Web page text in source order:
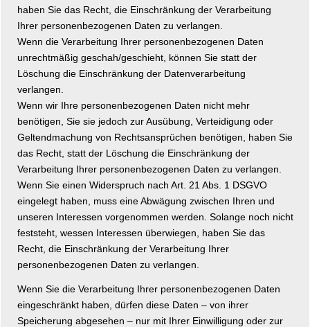
haben Sie das Recht, die Einschränkung der Verarbeitung
Ihrer personenbezogenen Daten zu verlangen.
Wenn die Verarbeitung Ihrer personenbezogenen Daten
unrechtmäßig geschah/geschieht, können Sie statt der
Löschung die Einschränkung der Datenverarbeitung
verlangen.
Wenn wir Ihre personenbezogenen Daten nicht mehr
benötigen, Sie sie jedoch zur Ausübung, Verteidigung oder
Geltendmachung von Rechtsansprüchen benötigen, haben Sie
das Recht, statt der Löschung die Einschränkung der
Verarbeitung Ihrer personenbezogenen Daten zu verlangen.
Wenn Sie einen Widerspruch nach Art. 21 Abs. 1 DSGVO
eingelegt haben, muss eine Abwägung zwischen Ihren und
unseren Interessen vorgenommen werden. Solange noch nicht
feststeht, wessen Interessen überwiegen, haben Sie das
Recht, die Einschränkung der Verarbeitung Ihrer
personenbezogenen Daten zu verlangen.
Wenn Sie die Verarbeitung Ihrer personenbezogenen Daten
eingeschränkt haben, dürfen diese Daten – von ihrer
Speicherung abgesehen – nur mit Ihrer Einwilligung oder zur